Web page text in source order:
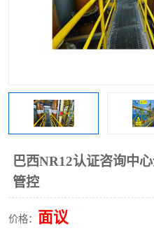
巴西NR12认证咨询中
管控
价格： 面议